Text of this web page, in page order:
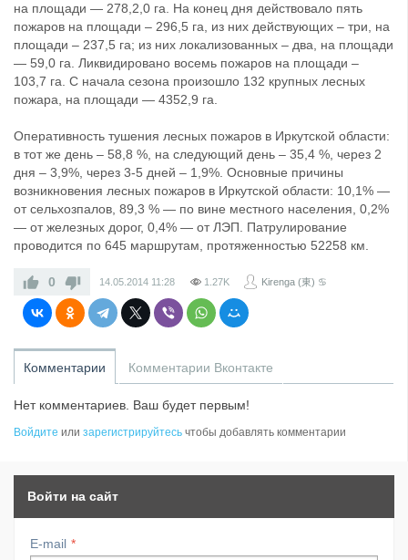
на площади — 278,2,0 га. На конец дня действовало пять
пожаров на площади – 296,5 га, из них действующих – три, на
площади – 237,5 га; из них локализованных – два, на площади
— 59,0 га. Ликвидировано восемь пожаров на площади –
103,7 га. С начала сезона произошло 132 крупных лесных
пожара, на площади — 4352,9 га.
Оперативность тушения лесных пожаров в Иркутской области:
в тот же день – 58,8 %, на следующий день – 35,4 %, через 2
дня – 3,9%, через 3-5 дней – 1,9%. Основные причины
возникновения лесных пожаров в Иркутской области: 10,1% —
от сельхозпалов, 89,3 % — по вине местного населения, 0,2%
— от железных дорог, 0,4% — от ЛЭП. Патрулирование
проводится по 645 маршрутам, протяженностью 52258 км.
0 14.05.2014 11:28 1.27K Kirenga (東) ♋
Комментарии Комментарии Вконтакте
Нет комментариев. Ваш будет первым!
Войдите или зарегистрируйтесь чтобы добавлять комментарии
Войти на сайт
E-mail